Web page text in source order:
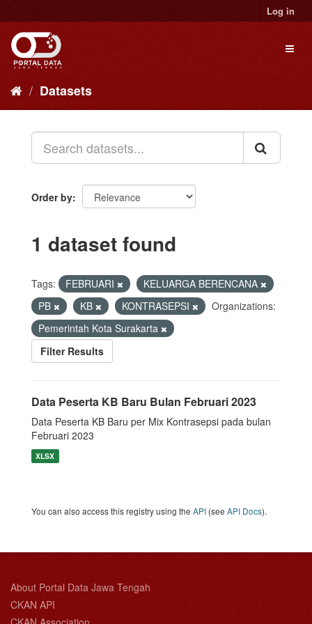
to
content
Log in
Datasets
Order by
1 dataset found
Tags: FEBRUARI
KELUARGA BERENCANA
PB
KB KONTRASEPSI
Organizations:
Pemerintah Kota Surakarta
Filter Results
Data Peserta KB Baru Bulan Februari 2023
Data Peserta KB Baru per Mix Kontrasepsi pada bulan
Februari 2023
XLSX
You can also access this registry using the API (see API Docs).
About Portal Data Jawa Tengah
CKAN API